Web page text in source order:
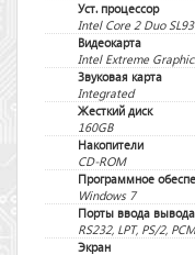
Уст. процессор
Intel Core 2 Duo
Видеокарта
Intel Extreme
Звуковая карта
Integrated
Жесткий диск
160GB
Накопители
CD-ROM
Программное
Windows 7
Порты ввода вывода
RS232, LPT, PS/2,
Экран